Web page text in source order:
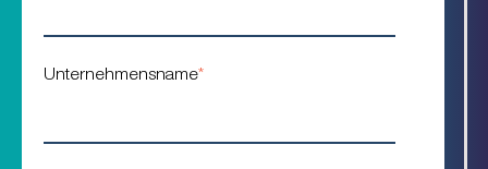
Unternehmensname*